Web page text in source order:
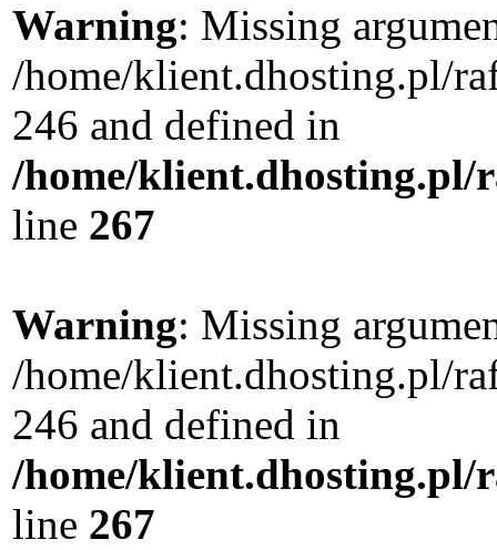
Warning: Missing
/home/klient.dhosting.pl/
246 and defined in
/home/klient.dhosting.pl/
line 267
Warning: Missing
/home/klient.dhosting.pl/
246 and defined in
/home/klient.dhosting.pl/
line 267